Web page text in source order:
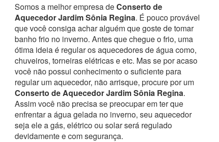
Somos a melhor empresa deConserto de
Aquecedor Jardim Sônia Regina. É pouco provável
que você consiga achar alguém que goste de tomar
banho frio no inverno. Antes que chegue o frio, uma
ótima ideia é regular os aquecedores de água como,
chuveiros, torneiras elétricas e etc. Mas se por acaso
você não possui conhecimento o suficiente para
regular um aquecedor, não arrisque, procure por um
Conserto de Aquecedor Jardim Sônia Regina.
Assim você não precisa se preocupar em ter que
enfrentar a água gelada no inverno, seu aquecedor
seja ele a gás, elétrico ou solar será regulado
devidamente e com segurança.